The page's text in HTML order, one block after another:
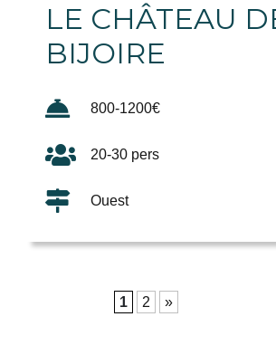
LE CHÂTEAU
BIJOIRE
800-1200€
20-30 pers
Ouest
1 2 »